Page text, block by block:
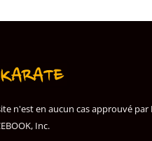
n'est en aucun cas approuvé par
Inc.